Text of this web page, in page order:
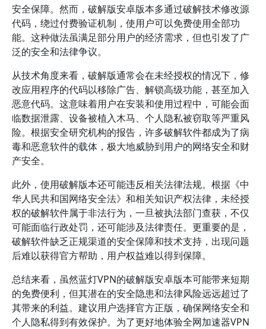
安全保障。然而，破解版安卓版本多通过破解技术修改源
代码，绕过付费验证机制，使用户可以免费使用全部功
能。这种做法虽满足部分用户的经济需求，但也引发了广
泛的安全和法律争议。
从技术角度来看，破解版通常会在未经授权的情况下，修
改应用程序的代码以移除广告、解锁高级功能，甚至加入
恶意代码。这意味着用户在安装和使用过程中，可能会面
临数据泄露、设备被植入木马、个人隐私被窃取等严重风
险。根据安全研究机构的报告，许多破解软件都成为了病
毒和恶意软件的载体，极大地威胁到用户的网络安全和财
产安全。
此外，使用破解版本还可能违反相关法律法规。根据《中
华人民共和国网络安全法》和相关知识产权法律，未经授
权的破解软件属于非法行为，一旦被执法部门查获，不仅
可能面临行政处罚，还可能涉及法律责任。更重要的是，
破解软件缺乏正规渠道的安全保障和技术支持，出现问题
后难以获得官方帮助，用户权益难以得到保障。
总结来看，虽然蓝灯VPN的破解版安卓版本可能带来短期
的免费便利，但其潜在的安全隐患和法律风险远远超过了
其带来的利益。建议用户选择官方正版，确保网络安全和
个人隐私得到有效保护。为了更好地体验全网加速器VPN